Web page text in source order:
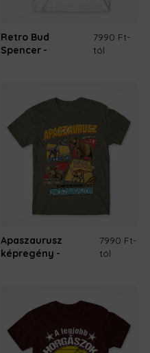
Retro Bud
Spencer
7990 Ft-
tól
Apaszaurusz
képregény
7990 Ft-
tól